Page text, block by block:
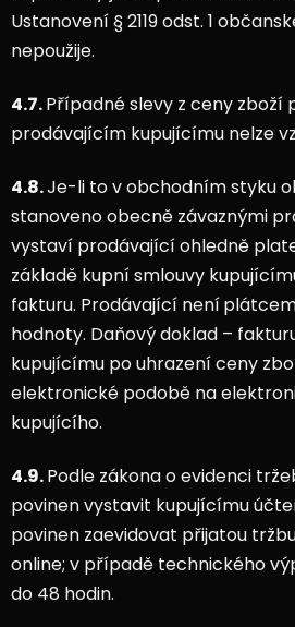
Ustanovení § 2119 odst. 1
nepoužije.
4.7.Případné slevy z ceny zboží
prodávajícím kupujícímu nelze
4.8.Je-li to v obchodním styku
stanoveno obecně závaznými
vystaví prodávající ohledně
základě kupní smlouvy
fakturu. Prodávající není
hodnoty. Daňový doklad –
kupujícímu po uhrazení ceny
elektronické podobě na
kupujícího.
4.9.Podle zákona o evidenci
povinen vystavit kupujícímu
povinen zaevidovat přijatou
online; v případě technického
do 48 hodin.